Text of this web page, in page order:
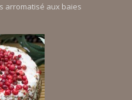
arromatisé aux baies